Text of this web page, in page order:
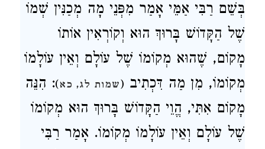
בְּשֵׁם רַבִּי אַמֵּי אָמַר מִפְּנֵי מָה מְכַנִּין שְׁמוֹ
שֶׁל הַקָּדוֹשׁ בָּרוּךְ הוּא וְקוֹרְאִין אוֹתוֹ
מָקוֹם, שֶׁהוּא מְקוֹמוֹ שֶׁל עוֹלָם וְאֵין עוֹלָמוֹ
מְקוֹמוֹ, מִן מַה דִּכְתִיב (שמות לג, כא): הִנֵּה
מָקוֹם אִתִּי, הֱוֵי הַקָּדוֹשׁ בָּרוּךְ הוּא מְקוֹמוֹ
שֶׁל עוֹלָם וְאֵין עוֹלָמוֹ מְקוֹמוֹ. אָמַר רַבִּי